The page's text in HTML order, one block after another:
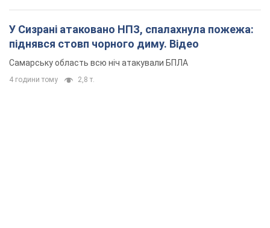
У Сизрані атаковано НПЗ, спалахнула пожежа:
піднявся стовп чорного диму. Відео
Самарську область всю ніч атакували БПЛА
4 години тому 2,8 т.